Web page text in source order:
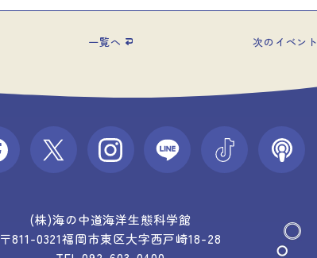
一覧へ 次のイベント
(株)海の中道海洋生態科学館
〒811-0321福岡市東区大字西戸崎18-28